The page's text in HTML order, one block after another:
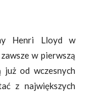
Henri Lloyd w
w pierwszą
od wczesnych
z największych